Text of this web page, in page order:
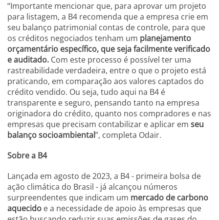
“Importante mencionar que, para aprovar um projeto
para listagem, a B4 recomenda que a empresa crie em
seu balanço patrimonial contas de controle, para que
os créditos negociados tenham um planejamento
orçamentário específico, que seja facilmente verificado
e auditado. Com este processo é possível ter uma
rastreabilidade verdadeira, entre o que o projeto está
praticando, em comparação aos valores captados do
crédito vendido. Ou seja, tudo aqui na B4 é
transparente e seguro, pensando tanto na empresa
originadora do crédito, quanto nos compradores e nas
empresas que precisam contabilizar e aplicar em seu
balanço socioambiental”, completa Odair.
Sobre a B4
Lançada em agosto de 2023, a B4 - primeira bolsa de
ação climática do Brasil - já alcançou números
surpreendentes que indicam um mercado de carbono
aquecido e a necessidade de apoio às empresas que